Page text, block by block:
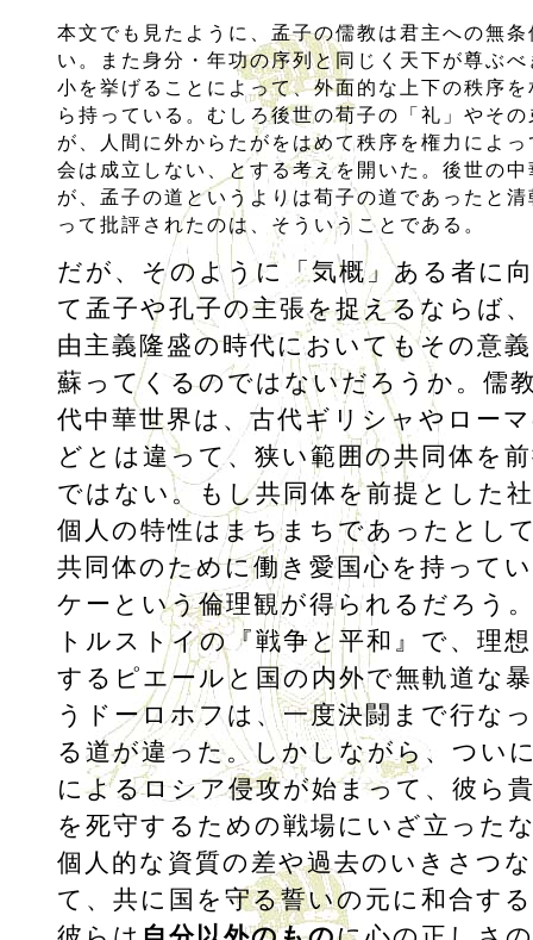
本文でも見たように、孟子の儒教は君主への無
い。また身分・年功の序列と同じく天下が尊ぶ
小を挙げることによって、外面的な上下の秩序
ら持っている。むしろ後世の荀子の「礼」やそ
が、人間に外からたがをはめて秩序を権力によ
会は成立しない、とする考えを開いた。後世の
が、孟子の道というよりは荀子の道であったと
って批評されたのは、そういうことである。
だが、そのように「気概」ある者に
て孟子や孔子の主張を捉えるならば
由主義隆盛の時代においてもその意
蘇ってくるのではないだろうか。儒
代中華世界は、古代ギリシャやロー
どとは違って、狭い範囲の共同体を
ではない。もし共同体を前提とした
個人の特性はまちまちであったとし
共同体のために働き愛国心を持って
ケーという倫理観が得られるだろう
トルストイの『戦争と平和』で、理
するピエールと国の内外で無軌道な
うドーロホフは、一度決闘まで行な
る道が違った。しかしながら、つい
によるロシア侵攻が始まって、彼ら
を死守するための戦場にいざ立った
個人的な資質の差や過去のいきさつ
て、共に国を守る誓いの元に和合す